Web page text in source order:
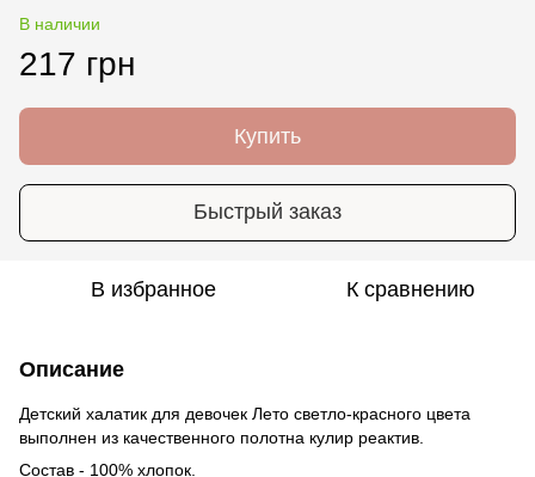
В наличии
217 грн
Купить
Быстрый заказ
В избранное К сравнению
Описание
Детский халатик для девочек Лето светло-красного цвета
выполнен из качественного полотна кулир реактив.
Состав - 100% хлопок.